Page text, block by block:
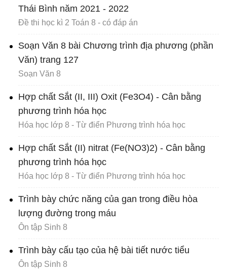
Thái Bình năm 2021 - 2022
Đề thi học kì 2 Toán 8 - có đáp án
Soạn Văn 8 bài Chương trình địa phương (phần
Văn) trang 127
Soạn Văn 8
Hợp chất Sắt (II, III) Oxit (Fe3O4) - Cân bằng
phương trình hóa học
Hóa học lớp 8 - Từ điển Phương trình hóa học
Hợp chất Sắt (II) nitrat (Fe(NO3)2) - Cân bằng
phương trình hóa học
Hóa học lớp 8 - Từ điển Phương trình hóa học
Trình bày chức năng của gan trong điều hòa
lượng đường trong máu
Ôn tập Sinh 8
Trình bày cấu tạo của hệ bài tiết nước tiểu
Ôn tập Sinh 8